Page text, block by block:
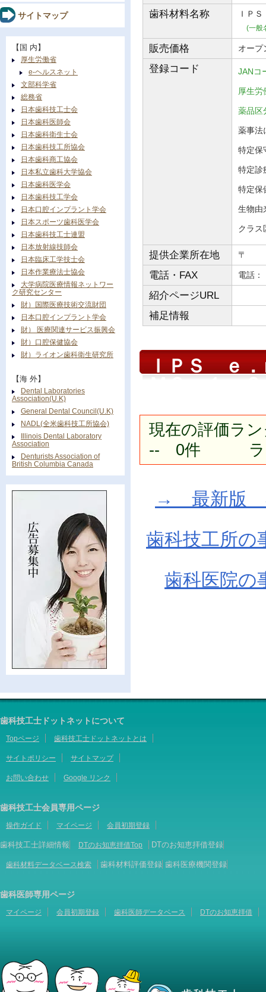
歯科材料名称 ＩＰ
(一般
販売価格 オープ
登録コード JANコ
厚生
薬品
薬事
特定
特定
特定
生物
クラ
提供企業所在地 〒
電話・FAX 電
紹介ページURL
補足情報
ＩＰＳ ｅ
現在の評価
-- 0件 ラ
→ 最新版
歯科技工所の
歯科医院の
サイトマップ
【国 内】
厚生労働省
e-ヘルスネット
文部科学省
総務省
日本歯科技工士会
日本歯科医師会
日本歯科衛生士会
日本歯科技工所協会
日本歯科商工協会
日本私立歯科大学協会
日本歯科医学会
日本歯科技工学会
日本口腔インプラント学会
日本スポーツ歯科医学会
日本歯科技工士連盟
日本放射線技師会
日本臨床工学技士会
日本作業療法士協会
大学病院医療情報ネットワー
ク研究センター
財）国際医療技術交流財団
日本口腔インプラント学会
財） 医療関連サービス振興会
財）口腔保健協会
財）ライオン歯科衛生研究所
【海 外】
Dental Laboratories
Association(U.K)
General Dental Council(U.K)
NADL(全米歯科技工所協会)
Illinois Dental Laboratory
Association
Denturists Association of
British Columbia Canada
歯科技工士ドットネットについて
Topページ 歯科技工士ドットネットとは
サイトポリシー サイトマップ
お問い合わせ Google リンク
歯科技工士会員専用ページ
操作ガイド マイページ 会員初期登録
歯科技工士詳細情報 DTのお知恵拝借Top DTのお知恵拝借登録
歯科材料データベース検索 歯科材料評価登録 歯科医療機関登録
歯科医師専用ページ
マイページ 会員初期登録 歯科医師データベース DTのお知恵拝借